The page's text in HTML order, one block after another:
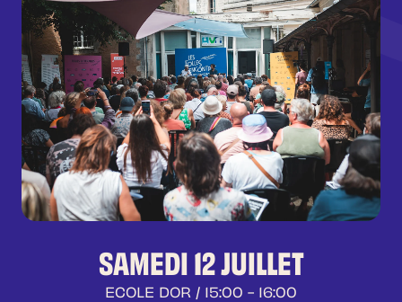
SAMEDI 12 JUILLET
ECOLE DOR / 15:00 - 16:00